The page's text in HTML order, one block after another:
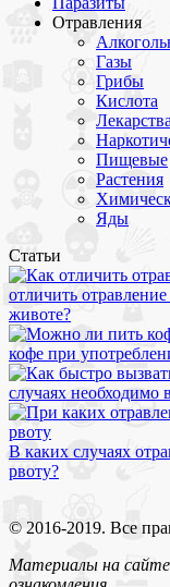
Отравления
Газы
Грибы
Кислота
Лекарства
Пищевые
Растения
Яды
Статьи
отличить
животе?
кофе при
случаях необходимо
В каких случаях
рвоту?
© 2016-2019. Все
Материалы на сайте